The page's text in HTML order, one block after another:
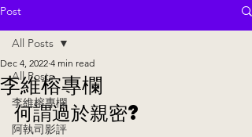
Post
All Posts
李維榕專欄
阿執司影評
All Posts
李維榕專欄
Dec 4, 2022 4 min read
何謂過於親密?